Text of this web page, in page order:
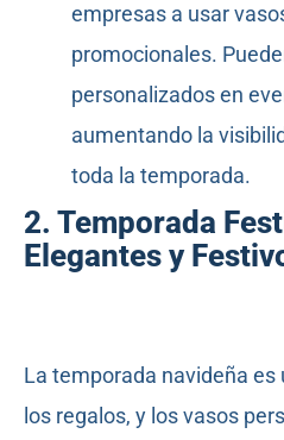
empresas a usar
promocionales.
personalizados en
aumentando la
toda la temporada.
2. Temporada
Elegantes y
La temporada navideña
los regalos, y los vasos